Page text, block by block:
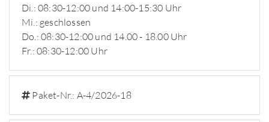
Di.: 08:30-12:00 und 14:00-15:30 Uhr
Mi.: geschlossen
Do.: 08:30-12:00 und 14.00 - 18.00 Uhr
Fr.: 08:30-12:00 Uhr
Paket-Nr.: A-4/2026-18